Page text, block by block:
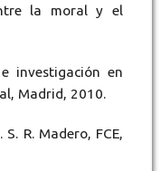
la moral y el
investigación en
Madrid, 2010.
R. Madero, FCE,